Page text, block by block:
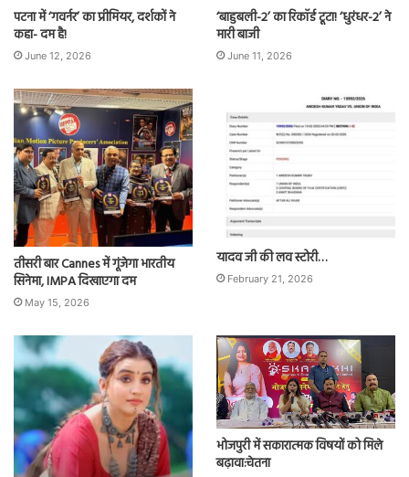
पटना में ‘गवर्नर’ का प्रीमियर, दर्शकों ने
कहा- दम है!
June 12, 2026
‘बाहुबली-2’ का रिकॉर्ड टूटा! ‘धुरंधर-2’ ने
मारी बाजी
June 11, 2026
तीसरी बार Cannes में गूंजेगा भारतीय
सिनेमा, IMPA दिखाएगा दम
May 15, 2026
यादव जी की लव स्टोरी…
February 21, 2026
भोजपुरी में सकारात्मक विषयों को मिले
बढ़ावा:चेतना